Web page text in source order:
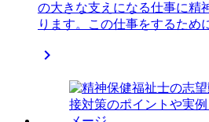
の大きな支えになる仕事に精
ります。この仕事をするため
